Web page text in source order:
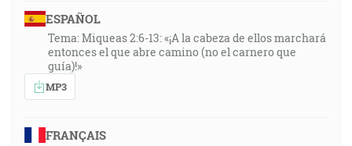
ESPAÑOL
Tema: Miqueas 2:6-13: «¡A la cabeza de ellos marchará
entonces el que abre camino (no el carnero que
guía)!»
MP3
FRANÇAIS